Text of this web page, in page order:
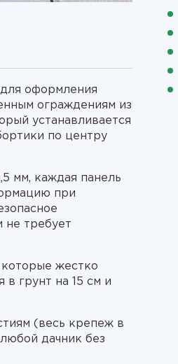
оформления
ограждениям из
устанавливается
по центру
мм, каждая панель
при
не требует
жестко
грунт на 15 см и
(весь крепеж в
дачник без